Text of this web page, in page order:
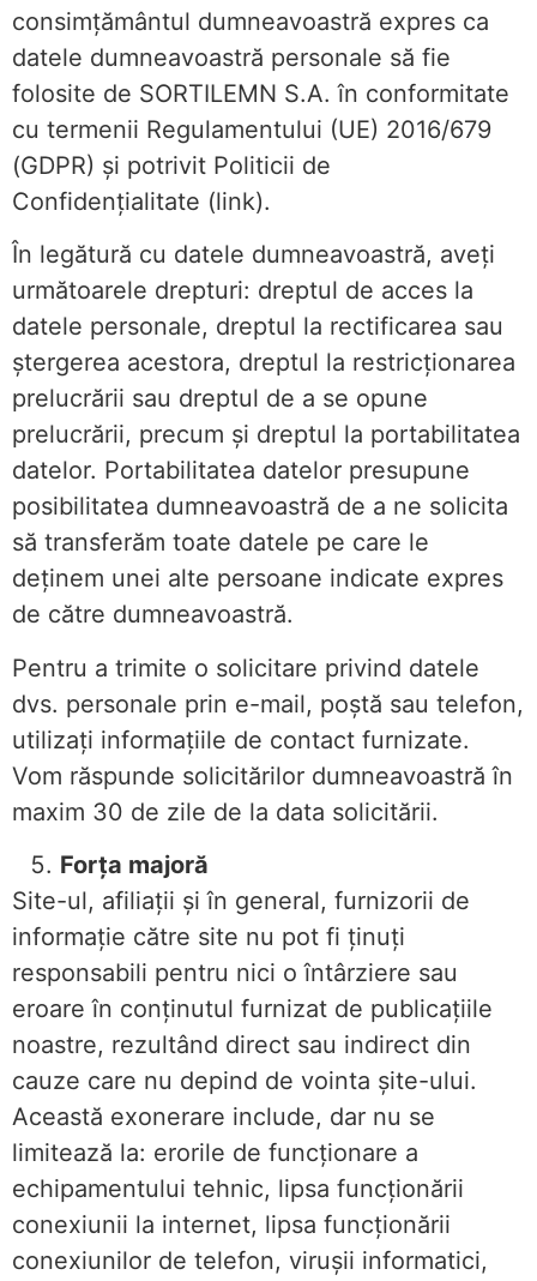
consimţământul dumneavoastră expres ca
datele dumneavoastră personale să fie
folosite de SORTILEMN S.A. în conformitate
cu termenii Regulamentului (UE) 2016/679
(GDPR) și potrivit Politicii de
Confidențialitate (link).
În legătură cu datele dumneavoastră, aveți
următoarele drepturi: dreptul de acces la
datele personale, dreptul la rectificarea sau
ştergerea acestora, dreptul la restricţionarea
prelucrării sau dreptul de a se opune
prelucrării, precum şi dreptul la portabilitatea
datelor. Portabilitatea datelor presupune
posibilitatea dumneavoastră de a ne solicita
să transferăm toate datele pe care le
deținem unei alte persoane indicate expres
de către dumneavoastră.
Pentru a trimite o solicitare privind datele
dvs. personale prin e-mail, poștă sau telefon,
utilizați informațiile de contact furnizate.
Vom răspunde solicitărilor dumneavoastră în
maxim 30 de zile de la data solicitării.
Forța majoră
Site-ul, afiliații și în general, furnizorii de
informație către site nu pot fi ținuți
responsabili pentru nici o întârziere sau
eroare în conținutul furnizat de publicațiile
noastre, rezultând direct sau indirect din
cauze care nu depind de vointa șite-ului.
Această exonerare include, dar nu se
limitează la: erorile de funcționare a
echipamentului tehnic, lipsa funcționării
conexiunii la internet, lipsa funcționării
conexiunilor de telefon, virușii informatici,